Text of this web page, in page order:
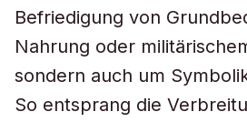
Befriedigung von
Nahrung oder
sondern auch um
So entsprang die